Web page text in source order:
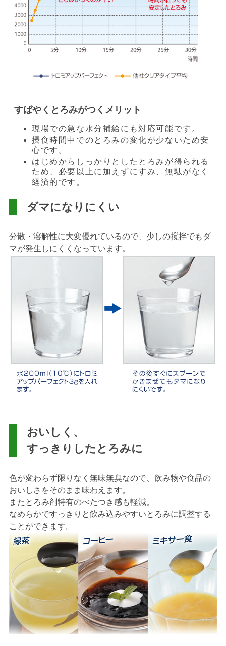
すばやくとろみがつくメリット
現場での急な水分補給にも対応可能です。
摂食時間中でのとろみの変化が少ないため安
心です。
はじめからしっかりとしたとろみが得られる
ため、必要以上に加えずにすみ、無駄がなく
経済的です。
ダマになりにくい
分散・溶解性に大変優れているので、少しの撹拌でもダ
マが発生しにくくなっています。
おいしく、
すっきりしたとろみに
色が変わらず限りなく無味無臭なので、飲み物や食品の
おいしさをそのまま味わえます。
またとろみ剤特有のべたつき感も軽減。
なめらかですっきりと飲み込みやすいとろみに調整する
ことができます。